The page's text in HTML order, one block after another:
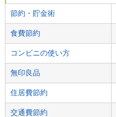
節約・貯金術
食費節約
コンビニの使い方
無印良品
住居費節約
交通費節約